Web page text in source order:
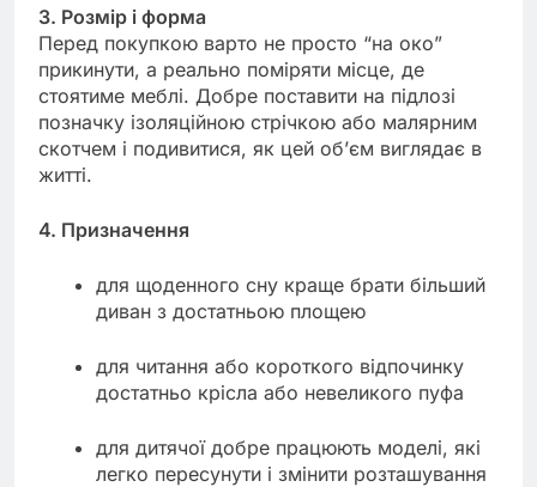
3. Розмір і форма
Перед покупкою варто не просто “на око”
прикинути, а реально поміряти місце, де
стоятиме меблі. Добре поставити на підлозі
позначку ізоляційною стрічкою або малярним
скотчем і подивитися, як цей об’єм виглядає в
житті.
4. Призначення
для щоденного сну краще брати більший
диван з достатньою площею
для читання або короткого відпочинку
достатньо крісла або невеликого пуфа
для дитячої добре працюють моделі, які
легко пересунути і змінити розташування